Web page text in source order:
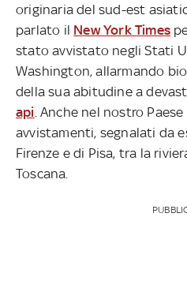
originaria del sud-est
parlato il New York Times
stato avvistato negli Stati
Washington, allarmando
della sua abitudine a
api . Anche nel nostro
avvistamenti, segnalati da
Firenze e di Pisa, tra la
Toscana.